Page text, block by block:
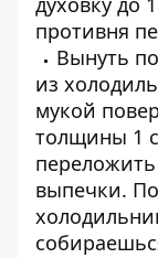
противня
Вынуть
из
мукой
толщины 1
выпечки.